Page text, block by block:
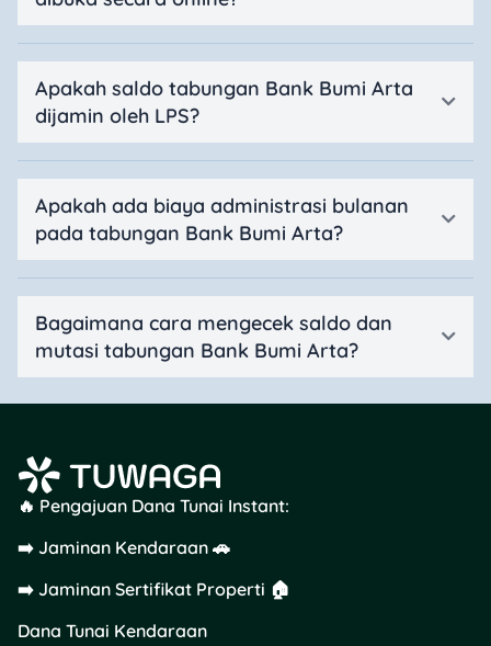
Apakah saldo tabungan Bank Bumi Arta
dijamin oleh LPS?
Apakah ada biaya administrasi bulanan
pada tabungan Bank Bumi Arta?
Bagaimana cara mengecek saldo dan
mutasi tabungan Bank Bumi Arta?
🔥 Pengajuan Dana Tunai Instant:
➡️ Jaminan Kendaraan 🚗
➡️ Jaminan Sertifikat Properti 🏠
Dana Tunai Kendaraan